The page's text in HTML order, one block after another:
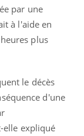
par une
à l'aide en
plus
le décès
d'une
elle expliqué